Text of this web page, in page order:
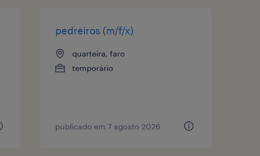
pedreiros (m/f/x)
quarteira, faro
temporário
publicado em 7 agosto 2026